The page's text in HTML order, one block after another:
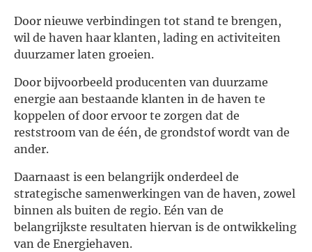
Door nieuwe verbindingen tot stand te brengen,
wil de haven haar klanten, lading en activiteiten
duurzamer laten groeien.
Door bijvoorbeeld producenten van duurzame
energie aan bestaande klanten in de haven te
koppelen of door ervoor te zorgen dat de
reststroom van de één, de grondstof wordt van de
ander.
Daarnaast is een belangrijk onderdeel de
strategische samenwerkingen van de haven, zowel
binnen als buiten de regio. Eén van de
belangrijkste resultaten hiervan is de ontwikkeling
van de Energiehaven.